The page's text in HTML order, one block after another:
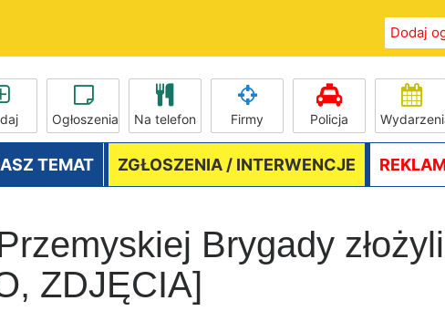
Dodaj
Ogłoszenia Na telefon Firmy Policja
TEMAT ZGŁOSZENIA / INTERWENCJE
Brygady
ZDJĘCIA]